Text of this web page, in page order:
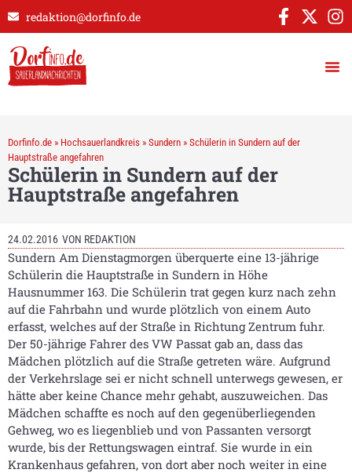
redaktion@dorfinfo.de
Dorfinfo.de » Hochsauerlandkreis » Sundern » Schülerin in Sundern auf der
Hauptstraße angefahren
Schülerin in Sundern auf der
Hauptstraße angefahren
24.02.2016 VON REDAKTION
Sundern Am Dienstagmorgen überquerte eine 13-jährige
Schülerin die Hauptstraße in Sundern in Höhe
Hausnummer 163. Die Schülerin trat gegen kurz nach zehn
auf die Fahrbahn und wurde plötzlich von einem Auto
erfasst, welches auf der Straße in Richtung Zentrum fuhr.
Der 50-jährige Fahrer des VW Passat gab an, dass das
Mädchen plötzlich auf die Straße getreten wäre. Aufgrund
der Verkehrslage sei er nicht schnell unterwegs gewesen, er
hätte aber keine Chance mehr gehabt, auszuweichen. Das
Mädchen schaffte es noch auf den gegenüberliegenden
Gehweg, wo es liegenblieb und von Passanten versorgt
wurde, bis der Rettungswagen eintraf. Sie wurde in ein
Krankenhaus gefahren, von dort aber noch weiter in eine